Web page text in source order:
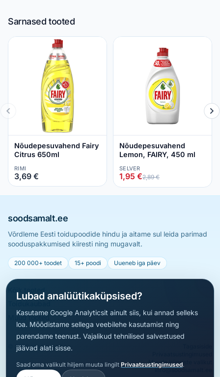
Sarnased tooted
Nõudepesuvahend Fairy
Citrus 650ml
RIMI
3,69 €
Nõudepesuvahend
Lemon, FAIRY, 450 ml
SELVER
1,95 €2,89 €
soodsamalt.ee
Võrdleme Eesti toidupoodide hindu ja aitame sul leida parimad
sooduspakkumised kiiresti ning mugavalt.
200 000+ toodet 15+ poodi Uueneb iga päev
Muud tooted
© 2026 soodsamalt.ee
Muuda küpsiste valikut
info@soodsamalt.ee
Lubad analüütikaküpsised?
Kasutame Google Analyticsit ainult siis, kui annad selleks
loa. Mõõdistame sellega veebilehe kasutamist ning
parendame teenust. Vajalikud tehnilised salvestused
jäävad alati sisse.
Saad oma valikult hiljem muuta lingilt Privaatsustingimused.